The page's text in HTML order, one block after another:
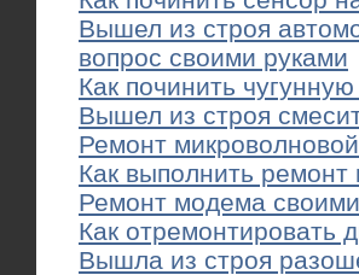
Вышел из строя
вопрос своими руками
Как починить
Вышел из строя
Ремонт
Как выполнить ремонт
Ремонт модема
Как отремонтировать
Вышла из строя